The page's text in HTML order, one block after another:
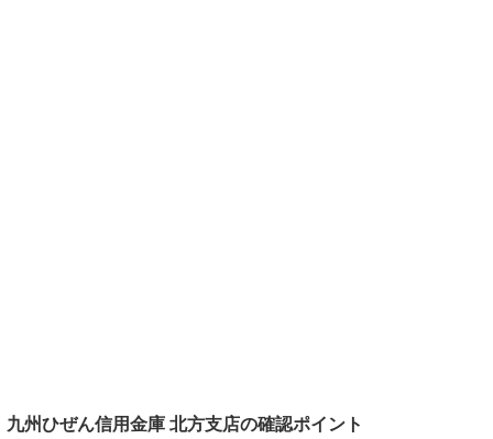
九州ひぜん信用金庫 北方支店の確認ポイント